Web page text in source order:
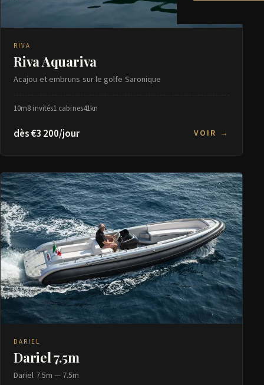
RIVA
Riva Aquariva
Acajou et embruns sur le golfe Saronique
10m8 invités1 cabines41kn
dès €3 200/jour VOIR →
DARIEL
Dariel 7.5m
Dariel 7.5m — 7.5m